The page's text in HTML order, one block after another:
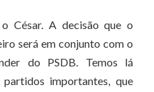
César. A decisão que o
será em conjunto com o
do PSDB. Temos lá
importantes, que